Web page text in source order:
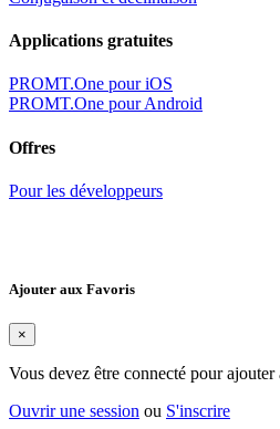
Applications gratuites
PROMT.One pour iOS
PROMT.One pour Android
Offres
Pour les développeurs
Ajouter aux Favoris
×
Vous devez être connecté pour
Ouvrir une session ou S'inscrire